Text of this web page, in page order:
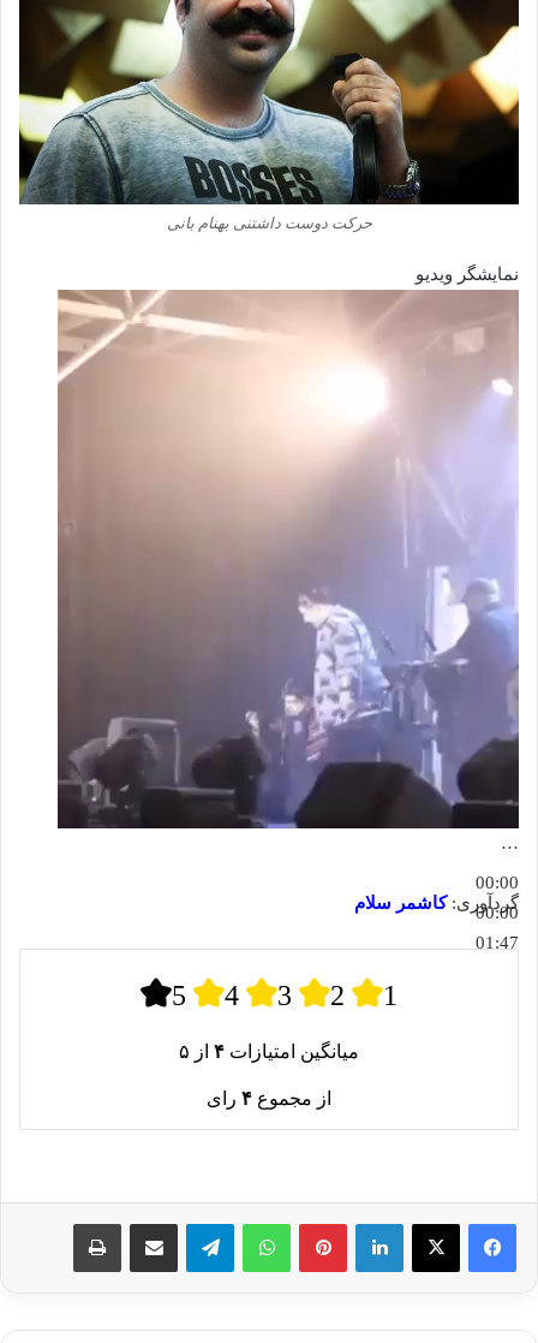
حرکت دوست داشتنی بهنام بانی
نمایشگر ویدیو
00:00
00:00
01:47
…
گردآوری: کاشمر سلام
5 4 3 2 1
میانگین امتیازات ۴ از ۵
از مجموع ۴ رای
لینکدین پینترستواتس آپ تلگرام اشتراک گذاری از طریق ایمیل چاپ